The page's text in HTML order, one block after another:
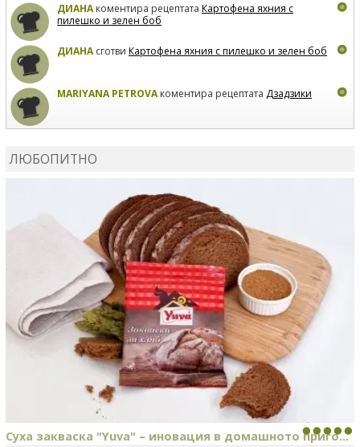
ДИАНАкоментира рецептата Картофена яхния с
пилешко и зелен боб
ДИАНАсготви Картофена яхния с пилешко и зелен боб
MARIYANA PETROVAкоментира рецептата Дзадзики
ЛЮБОПИТНО
Суха закваска "Yuva" – иновация в домашното приго...